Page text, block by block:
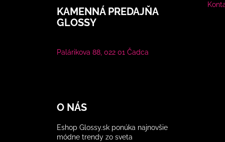
KAMENNÁ PREDAJŇA
GLOSSY
Palárikova 88, 022 01 Čadca
O NÁS
Eshop Glossy.sk ponúka najnovšie
módne trendy zo sveta